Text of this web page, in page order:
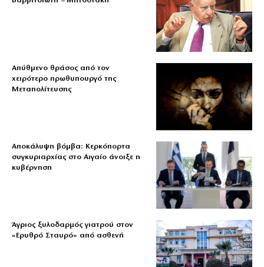
Απύθμενο θράσος από τον
χειρότερο πρωθυπουργό της
Μεταπολίτευσης
Αποκάλυψη βόμβα: Κερκόπορτα
συγκυριαρχίας στο Αιγαίο άνοιξε η
κυβέρνηση
Άγριος ξυλοδαρμός γιατρού στον
«Ερυθρό Σταυρό» από ασθενή